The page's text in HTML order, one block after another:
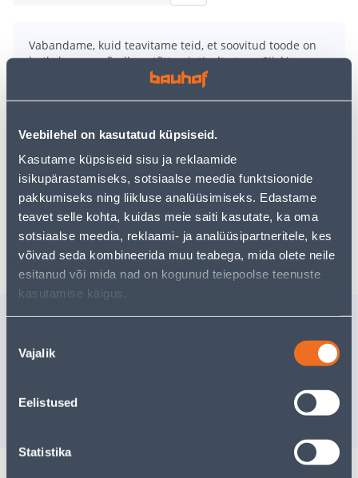
Veebilehel on kasutatud küpsiseid.
Kasutame küpsiseid sisu ja reklaamide
isikupärastamiseks, sotsiaalse meedia funktsioonide
pakkumiseks ning liikluse analüüsimiseks. Edastame
teavet selle kohta, kuidas meie saiti kasutate, ka oma
sotsiaalse meedia, reklaami- ja analüüsipartneritele, kes
võivad seda kombineerida muu teabega, mida olete neile
esitanud või mida nad on kogunud teiepoolse teenuste
kasutamise käigus.
valik
Vajalik
Eelistused
Statistika
Vabandame, kuid teavitame teid, et soovitud toode on
hetkel suure nõudluse tõttu ajutiselt otsas. Siiski
pakume suurepäraseid alternatiive samast
, mis võivad teile sama palju rõõmu
uurimistööd saate jätkata, naastesavalehele
kasutades meie võimsat otsingufunktsiooni, et leida
veelgi meelepärasemad valikuid. Head ostlemist!
Tarne pole võimalik
Sarnased tooted
20.79 €
12 .47 €